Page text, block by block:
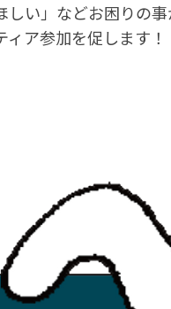
い」などお困りの
ア参加を促します！